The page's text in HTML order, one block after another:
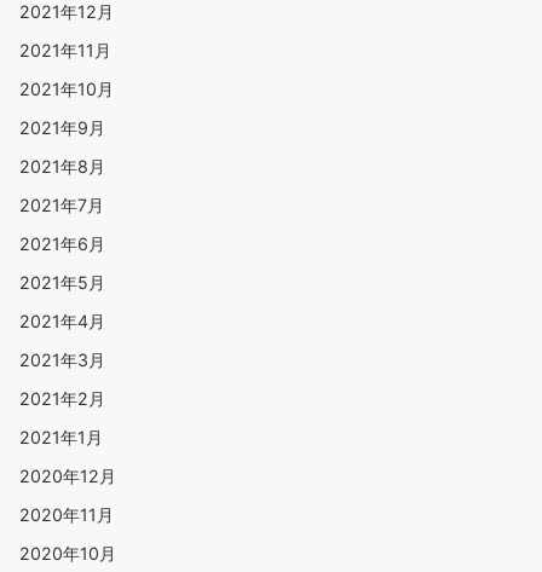
2021年12月
2021年11月
2021年10月
2021年9月
2021年8月
2021年7月
2021年6月
2021年5月
2021年4月
2021年3月
2021年2月
2021年1月
2020年12月
2020年11月
2020年10月